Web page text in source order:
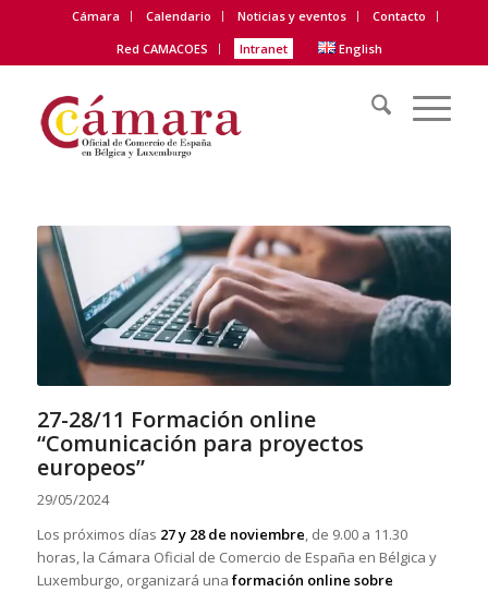
Cámara Calendario Noticias y eventos
Contacto
Red CAMACOES
Intranet English
27-28/11 Formación online
“Comunicación para proyectos
europeos”
29/05/2024
Los próximos días 27 y 28 de noviembre, de 9.00 a 11.30
horas, la Cámara Oficial de Comercio de España en Bélgica y
Luxemburgo, organizará una formación online sobre